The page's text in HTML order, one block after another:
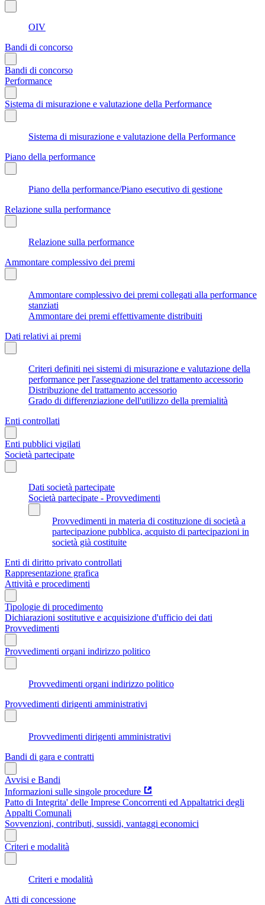
OIV
Bandi di concorso
Bandi di concorso
Performance
Sistema di misurazione e valutazione della Performance
Sistema di misurazione e valutazione della Performance
Piano della performance
Piano della performance/Piano esecutivo di gestione
Relazione sulla performance
Relazione sulla performance
Ammontare complessivo dei premi
Ammontare complessivo dei premi collegati alla performance
stanziati
Ammontare dei premi effettivamente distribuiti
Dati relativi ai premi
Criteri definiti nei sistemi di misurazione e valutazione della
performance per l'assegnazione del trattamento accessorio
Distribuzione del trattamento accessorio
Grado di differenziazione dell'utilizzo della premialità
Enti controllati
Enti pubblici vigilati
Società partecipate
Dati società partecipate
Società partecipate - Provvedimenti
Provvedimenti in materia di costituzione di società a
partecipazione pubblica, acquisto di partecipazioni in
società già costituite
Enti di diritto privato controllati
Rappresentazione grafica
Attività e procedimenti
Tipologie di procedimento
Dichiarazioni sostitutive e acquisizione d'ufficio dei dati
Provvedimenti
Provvedimenti organi indirizzo politico
Provvedimenti organi indirizzo politico
Provvedimenti dirigenti amministrativi
Provvedimenti dirigenti amministrativi
Bandi di gara e contratti
Avvisi e Bandi
Informazioni sulle singole procedure
Patto di Integrita' delle Imprese Concorrenti ed Appaltatrici degli
Appalti Comunali
Sovvenzioni, contributi, sussidi, vantaggi economici
Criteri e modalità
Criteri e modalità
Atti di concessione